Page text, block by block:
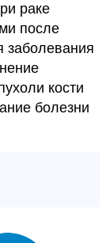
раке
после
заболевания
кости
болезни